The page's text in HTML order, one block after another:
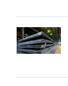
липні
з
року
Ціни
на
котушку